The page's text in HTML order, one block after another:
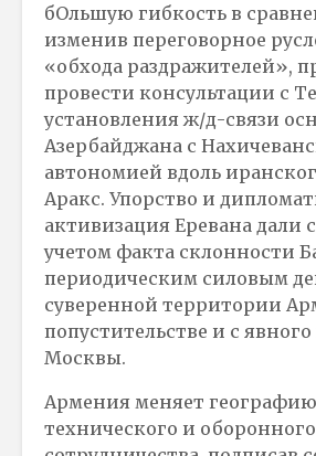
бОльшую гибкость в
изменив переговорное
«обхода раздражителей»,
провести консультации с
установления ж/д-связи
Азербайджана с
автономией вдоль
Аракс. Упорство и
активизация Еревана дали
учетом факта склонности
периодическим силовым
суверенной территории
попустительстве и с
Москвы.
Армения меняет
технического и оборонного